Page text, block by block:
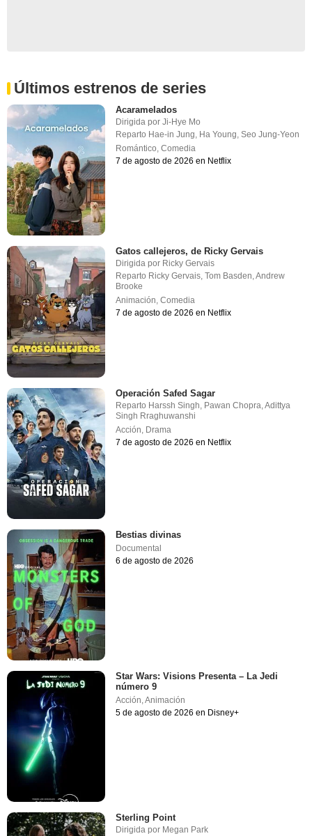
Últimos estrenos de series
Acaramelados
Dirigida porJi-Hye Mo
Reparto Hae-in Jung, Ha Young,Seo Jung-Yeon
Romántico,Comedia
7 de agosto de 2026 en Netflix
Gatos callejeros, de Ricky Gervais
Dirigida por Ricky Gervais
Reparto Ricky Gervais,Tom Basden,Andrew
Brooke
Animación,Comedia
7 de agosto de 2026 en Netflix
Operación Safed Sagar
Reparto Harssh Singh Pawan Chopra ,Adittya
Singh Rraghuwanshi
Acción Drama
7 de agosto de 2026 en Netflix
Bestias divinas
Documental
6 de agosto de 2026
Star Wars: Visions Presenta – La Jedi
número 9
Acción,Animación
5 de agosto de 2026 en Disney+
Sterling Point
Dirigida por Megan Park